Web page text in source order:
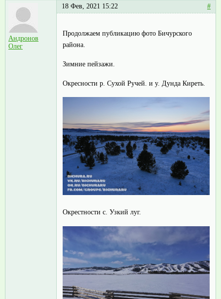
Андронов
Олег
18 Фев, 2021 15:22 #
Продолжаем публикацию фото Бичурского
района.
Зимние пейзажи.
Окресности р. Сухой Ручей. и у. Дунда Киреть.
Окрестности с. Узкий луг.